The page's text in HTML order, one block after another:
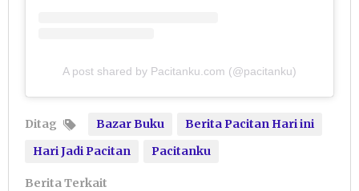
A post shared by Pacitanku.com (@pacitanku)
Ditag Bazar Buku
Berita Pacitan Hari ini
Hari Jadi Pacitan
Pacitanku
Berita Terkait